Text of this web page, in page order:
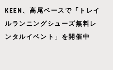
KEEN、高尾ベースで「トレイ
ルランニングシューズ無料レ
ンタルイベント」を開催中